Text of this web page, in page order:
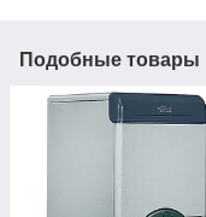
Подобные товары